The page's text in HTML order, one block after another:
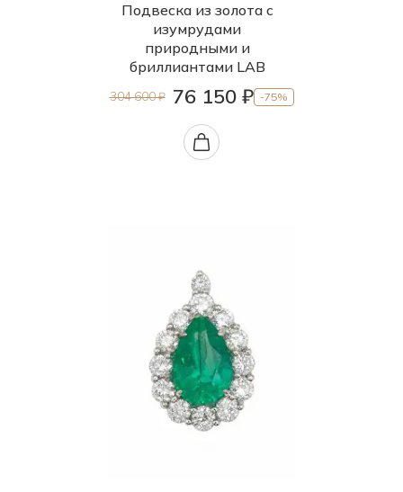
Подвеска из золота с
изумрудами
природными и
бриллиантами LAB
304 600 ₽ 76 150 ₽ -75%